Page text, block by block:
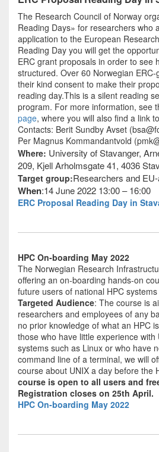
The Research Council of Norway
Reading Days» for researchers who
application to the European
Reading Day you will get the
ERC grant proposals in order to see
structured. Over 60 Norwegian
their kind consent to make their
reading day.This is a silent reading
program. For more information, see
page, where you will also find a link
Contacts: Berit Sundby Avset
Per Magnus Kommandantvold
Where: University of Stavanger,
209, Kjell Arholmsgate 41, 4036
Target group:Researchers and
When:14 June 2022 13:00 – 16:00
ERC Proposal Reading Day in
HPC On-boarding May 2022
The Norwegian Research
offering an on-boarding hands-on
future users of national HPC
Targeted Audience: The course is
researchers and employees of any
no prior knowledge of what an HPC
those who have little experience with
systems such as Linux or who have
command line of a terminal, we will
course about UNIX a day before the
course is open to all users and
Registration closes on 25th April.
HPC On-boarding May 2022